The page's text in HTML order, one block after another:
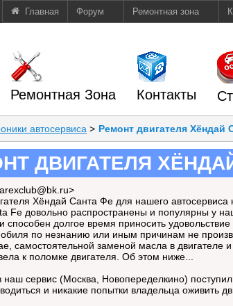
Главная Форум Ремонтная зона
Ремонтная Зона Контакты
автосервиса > Ремонт двигателя Хёндай
ДВИГАТЕЛЯ
Хёндай Санта Фе для нашего
Fe довольно распространены и популярны у
способен долгое время приносить
по незнанию или иным причинам не
самостоятельной заменой масла в двигателе
к поломке двигателя. Об этом ниже...
наш сервис (Москва, Новопеределкино)
и никакие попытки владельца оживить